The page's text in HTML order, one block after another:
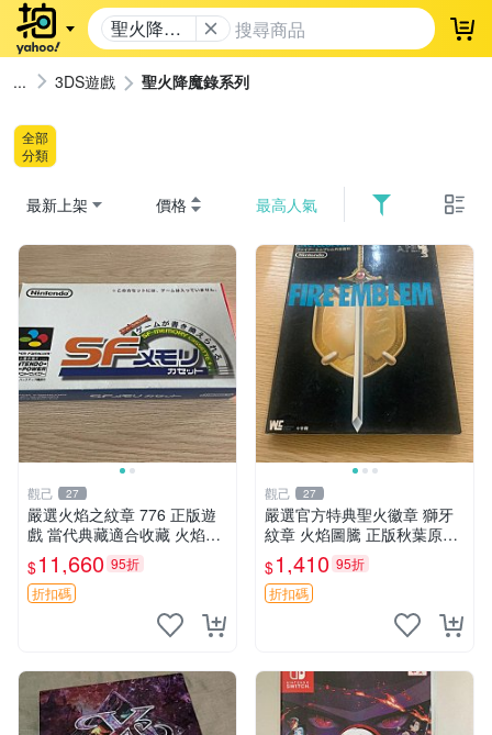
聖火降魔
錄系列
登
3DS遊戲 聖火降魔錄系列
全部
分類
最新上架 價格 最高人氣
觀己 27
嚴選火焰之紋章 776 正版遊
戲 當代典藏適合收藏 火焰之
紋章 角色 典藏版
$11,660 95折
折扣碼
觀己 27
嚴選官方特典聖火徽章 獅牙
紋章 火焰圖騰 正版秋葉原直
送 聖火紋章 套裝 獅牙紋章
$1,410 95折
折扣碼